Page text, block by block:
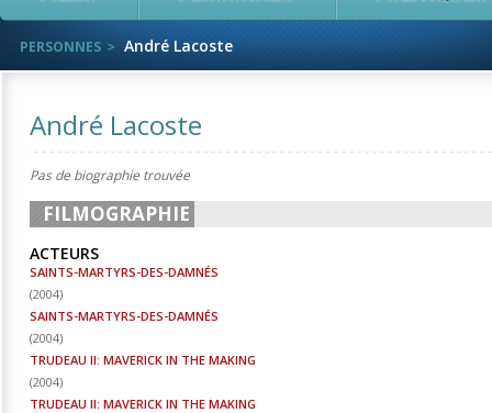
PERSONNES André Lacoste
André Lacoste
Pas de biographie trouvée
FILMOGRAPHIE
ACTEURS
SAINTS-MARTYRS-DES-DAMNÉS
(2004)
SAINTS-MARTYRS-DES-DAMNÉS
(2004)
TRUDEAU II: MAVERICK IN THE MAKING
(2004)
TRUDEAU II: MAVERICK IN THE MAKING